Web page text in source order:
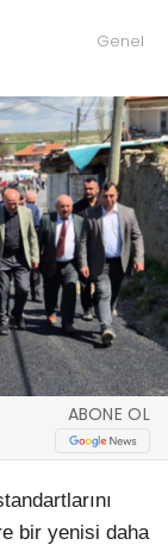
Genel
ABONE OL
bir yenisi daha